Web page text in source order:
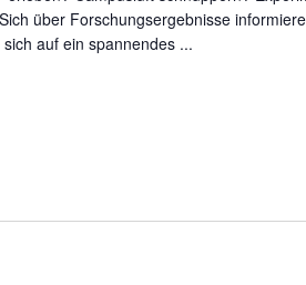
über Forschungsergebnisse
auf ein spannendes ...